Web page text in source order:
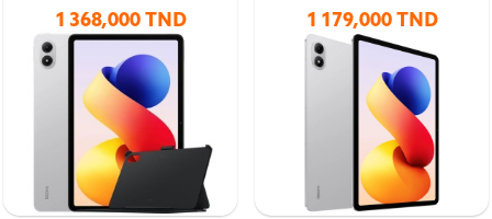
1 368,000 TND 1 179,000 TND